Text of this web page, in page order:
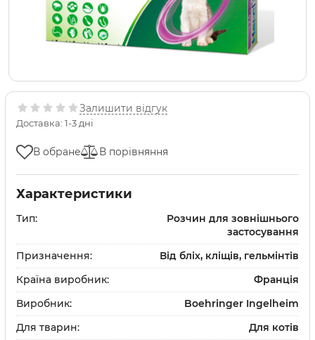
Залишити відгук
Доставка: 1-3 дні
В обране В порівняння
Характеристики
Тип:
Розчин для зовнішнього
застосування
Призначення:
Від бліх, кліщів, гельмінтів
Країна виробник:
Франція
Виробник:
Boehringer Ingelheim
Для тварин:
Для котів